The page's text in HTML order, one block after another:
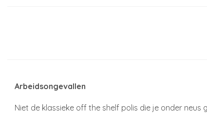
Arbeidsongevallen
Niet de klassieke off the shelf polis die je onder neus